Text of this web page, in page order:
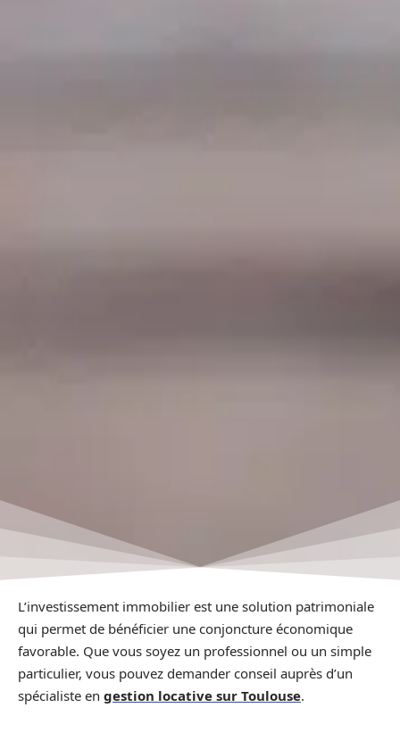
L’investissement immobilier est une solution patrimoniale
qui permet de bénéficier une conjoncture économique
favorable. Que vous soyez un professionnel ou un simple
particulier, vous pouvez demander conseil auprès d’un
spécialiste en gestion locative sur Toulouse.